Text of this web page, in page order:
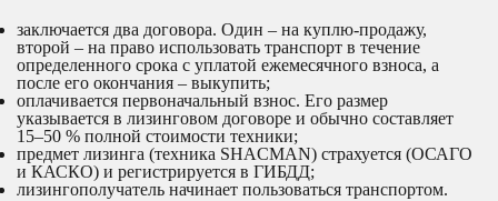
заключается два договора. Один – на куплю-продажу,
второй – на право использовать транспорт в течение
определенного срока с уплатой ежемесячного взноса, а
после его окончания – выкупить;
оплачивается первоначальный взнос. Его размер
указывается в лизинговом договоре и обычно составляет
15–50 % полной стоимости техники;
предмет лизинга (техника SHACMAN) страхуется (ОСАГО
и КАСКО) и регистрируется в ГИБДД;
лизингополучатель начинает пользоваться транспортом.